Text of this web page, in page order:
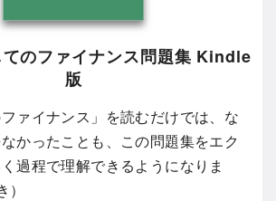
のファイナンス問題集 Kindle
版
ファイナンス」を読むだけでは、な
かったことも、この問題集をエク
過程で理解できるようになりま